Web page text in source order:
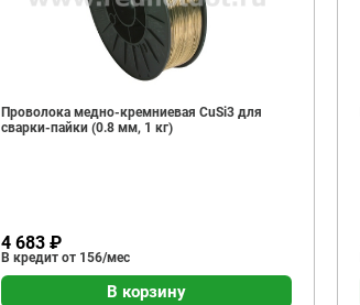
Проволока медно-кремниевая CuSi3 для
сварки-пайки (0.8 мм, 1 кг)
4 683 ₽
В кредит от 156/мес
В корзину